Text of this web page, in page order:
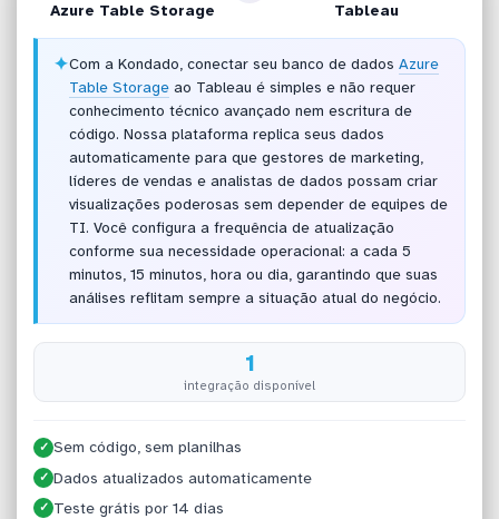
Azure Table Storage Tableau
✦Com a Kondado, conectar seu banco de dados Azure
Table Storageao Tableau é simples e não requer
conhecimento técnico avançado nem escritura de
código. Nossa plataforma replica seus dados
automaticamente para que gestores de marketing,
líderes de vendas e analistas de dados possam criar
visualizações poderosas sem depender de equipes de
TI. Você configura a frequência de atualização
conforme sua necessidade operacional: a cada 5
minutos, 15 minutos, hora ou dia, garantindo que suas
análises reflitam sempre a situação atual do negócio.
1
integração disponível
✓ Sem código, sem planilhas
✓ Dados atualizados automaticamente
✓ Teste grátis por 14 dias